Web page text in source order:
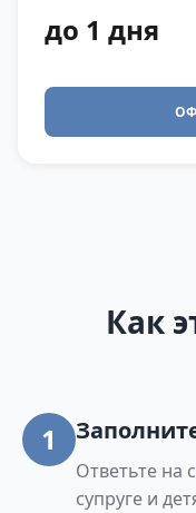
до 1 дня
Как
1
Ответьте на
супруге и